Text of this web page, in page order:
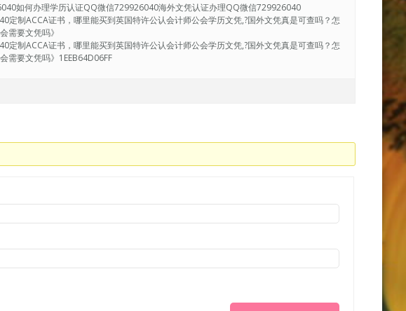
如何办理学历认证QQ微信729926040海外文凭认证办理QQ微信729926040
定制ACCA证书，哪里能买到英国特许公认会计师公会学历文凭,?国外文凭真是可查吗？怎
需要文凭吗》
定制ACCA证书，哪里能买到英国特许公认会计师公会学历文凭,?国外文凭真是可查吗？怎
需要文凭吗》1EEB64D06FF